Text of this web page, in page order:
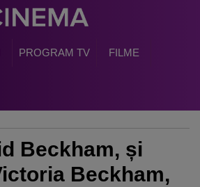
PROGRAM TV FILME
Beckham, și
Beckham,